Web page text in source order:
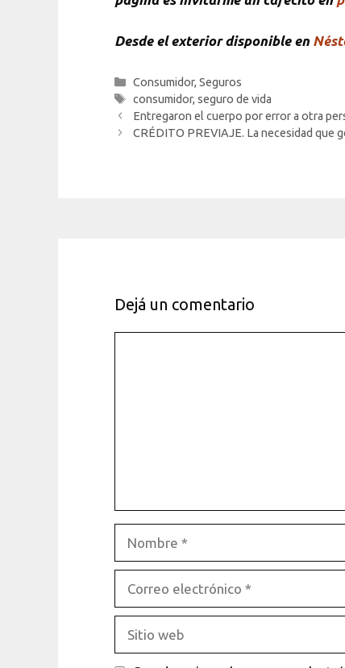
Desde el exterior disponible en
Categorías
Consumidor,Seguros
Etiquetas
consumidor,seguro de vida
Entregaron el cuerpo por error a otra
CRÉDITO PREVIAJE. La necesidad
Dejá un comentario
electrónico
web